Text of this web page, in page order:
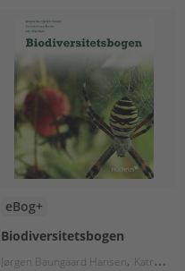
eBog+
Biodiversitetsbogen
Jørgen Baungaard Hansen Katrine Grace Turner